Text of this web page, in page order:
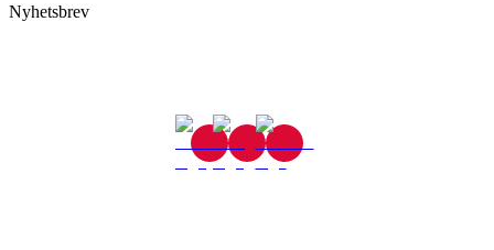
Nyhetsbrev